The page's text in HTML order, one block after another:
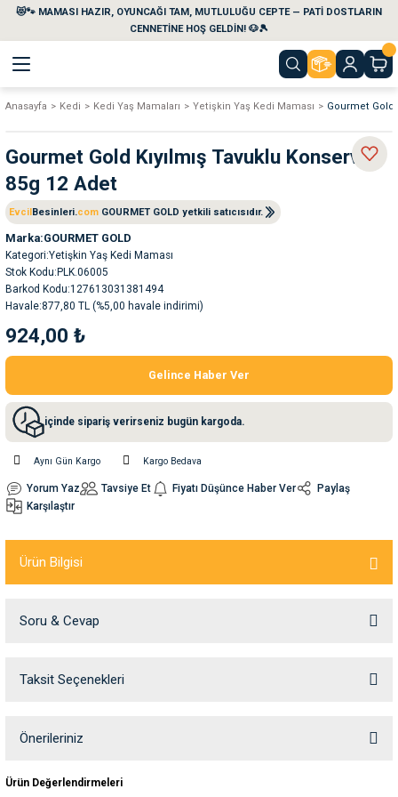
😻🐾 MAMASI HAZIR, OYUNCAĞI TAM, MUTLULUĞU CEPTE — PATİ DOSTLARIN
CENNETİNE HOŞ GELDİN! 🐶🎾
Geri Dön
Geri Dön
Temizlik Ürünleri
Su Kabları
Geri Dön
Geri Dön
Geri Dön
Geri Dön
Anasayfa Kedi Kedi Yaş Mamaları Yetişkin Yaş Kedi Maması Gourmet Gold
Gourmet Gold Kıyılmış Tavuklu Konserve
85g 12 Adet
EvcilBesinleri.com GOURMET GOLD yetkili satıcısıdır.
Marka GOURMET GOLD
Kategori Yetişkin Yaş Kedi Maması
Stok Kodu PLK.06005
Barkod Kodu 127613031381494
Havale 877,80 TL (%5,00 havale indirimi)
924,00 ₺
Gelince Haber Ver
içinde sipariş verirseniz bugün kargoda.
Aynı Gün Kargo Kargo Bedava
Yorum Yaz Tavsiye Et Fiyatı Düşünce Haber Ver
Paylaş
Karşılaştır
Ürün Bilgisi
Soru & Cevap
Ürün hakkında henüz soru sorulmamış.
Taksit Seçenekleri
Önerileriniz
yetersiz gördüğünüz noktaları öneri formunu kullanarak tarafımıza
Ürün Değerlendirmeleri